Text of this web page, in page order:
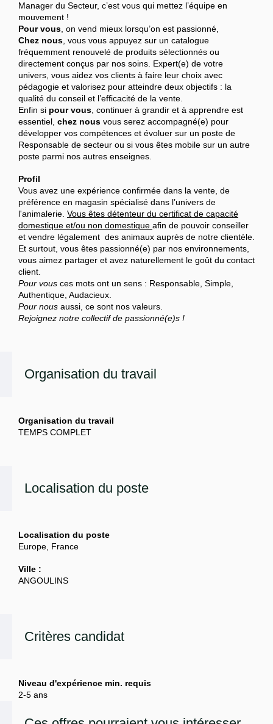
Manager du Secteur, c’est vous qui mettez l’équipe en
mouvement !
Pour vous , on vend mieux lorsqu’on est passionné,
Chez nous , vous vous appuyez sur un catalogue
fréquemment renouvelé de produits sélectionnés ou
directement conçus par nos soins. Expert(e) de votre
univers, vous aidez vos clients à faire leur choix avec
pédagogie et valorisez pour atteindre deux objectifs : la
qualité du conseil et l’efficacité de la vente.
Enfin si pour vous , continuer à grandir et à apprendre est
essentiel, chez nous vous serez accompagné(e) pour
développer vos compétences et évoluer sur un poste de
Responsable de secteur ou si vous êtes mobile sur un autre
poste parmi nos autres enseignes.
Profil
Vous avez une expérience confirmée dans la vente, de
préférence en magasin spécialisé dans l’univers de
l'animalerie. Vous êtes détenteur du certificat de capacité
domestique et/ou non domestique afin de pouvoir conseiller
et vendre légalement des animaux auprès de notre clientèle.
Et surtout, vous êtes passionné(e) par nos environnements,
vous aimez partager et avez naturellement le goût du contact
client.
Pour vous ces mots ont un sens : Responsable, Simple,
Authentique, Audacieux.
Pour nous aussi, ce sont nos valeurs.
Rejoignez notre collectif de passionné(e)s !
Organisation du travail
Organisation du travail
TEMPS COMPLET
Localisation du poste
Localisation du poste
Europe, France
Ville :
ANGOULINS
Critères candidat
Niveau d'expérience min. requis
2-5 ans